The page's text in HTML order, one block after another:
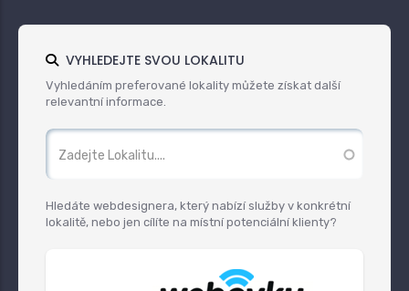
VYHLEDEJTE SVOU LOKALITU
Vyhledáním preferované lokality můžete získat další
relevantní informace.
Hledáte webdesignera, který nabízí služby v konkrétní
lokalitě, nebo jen cílíte na místní potenciální klienty?